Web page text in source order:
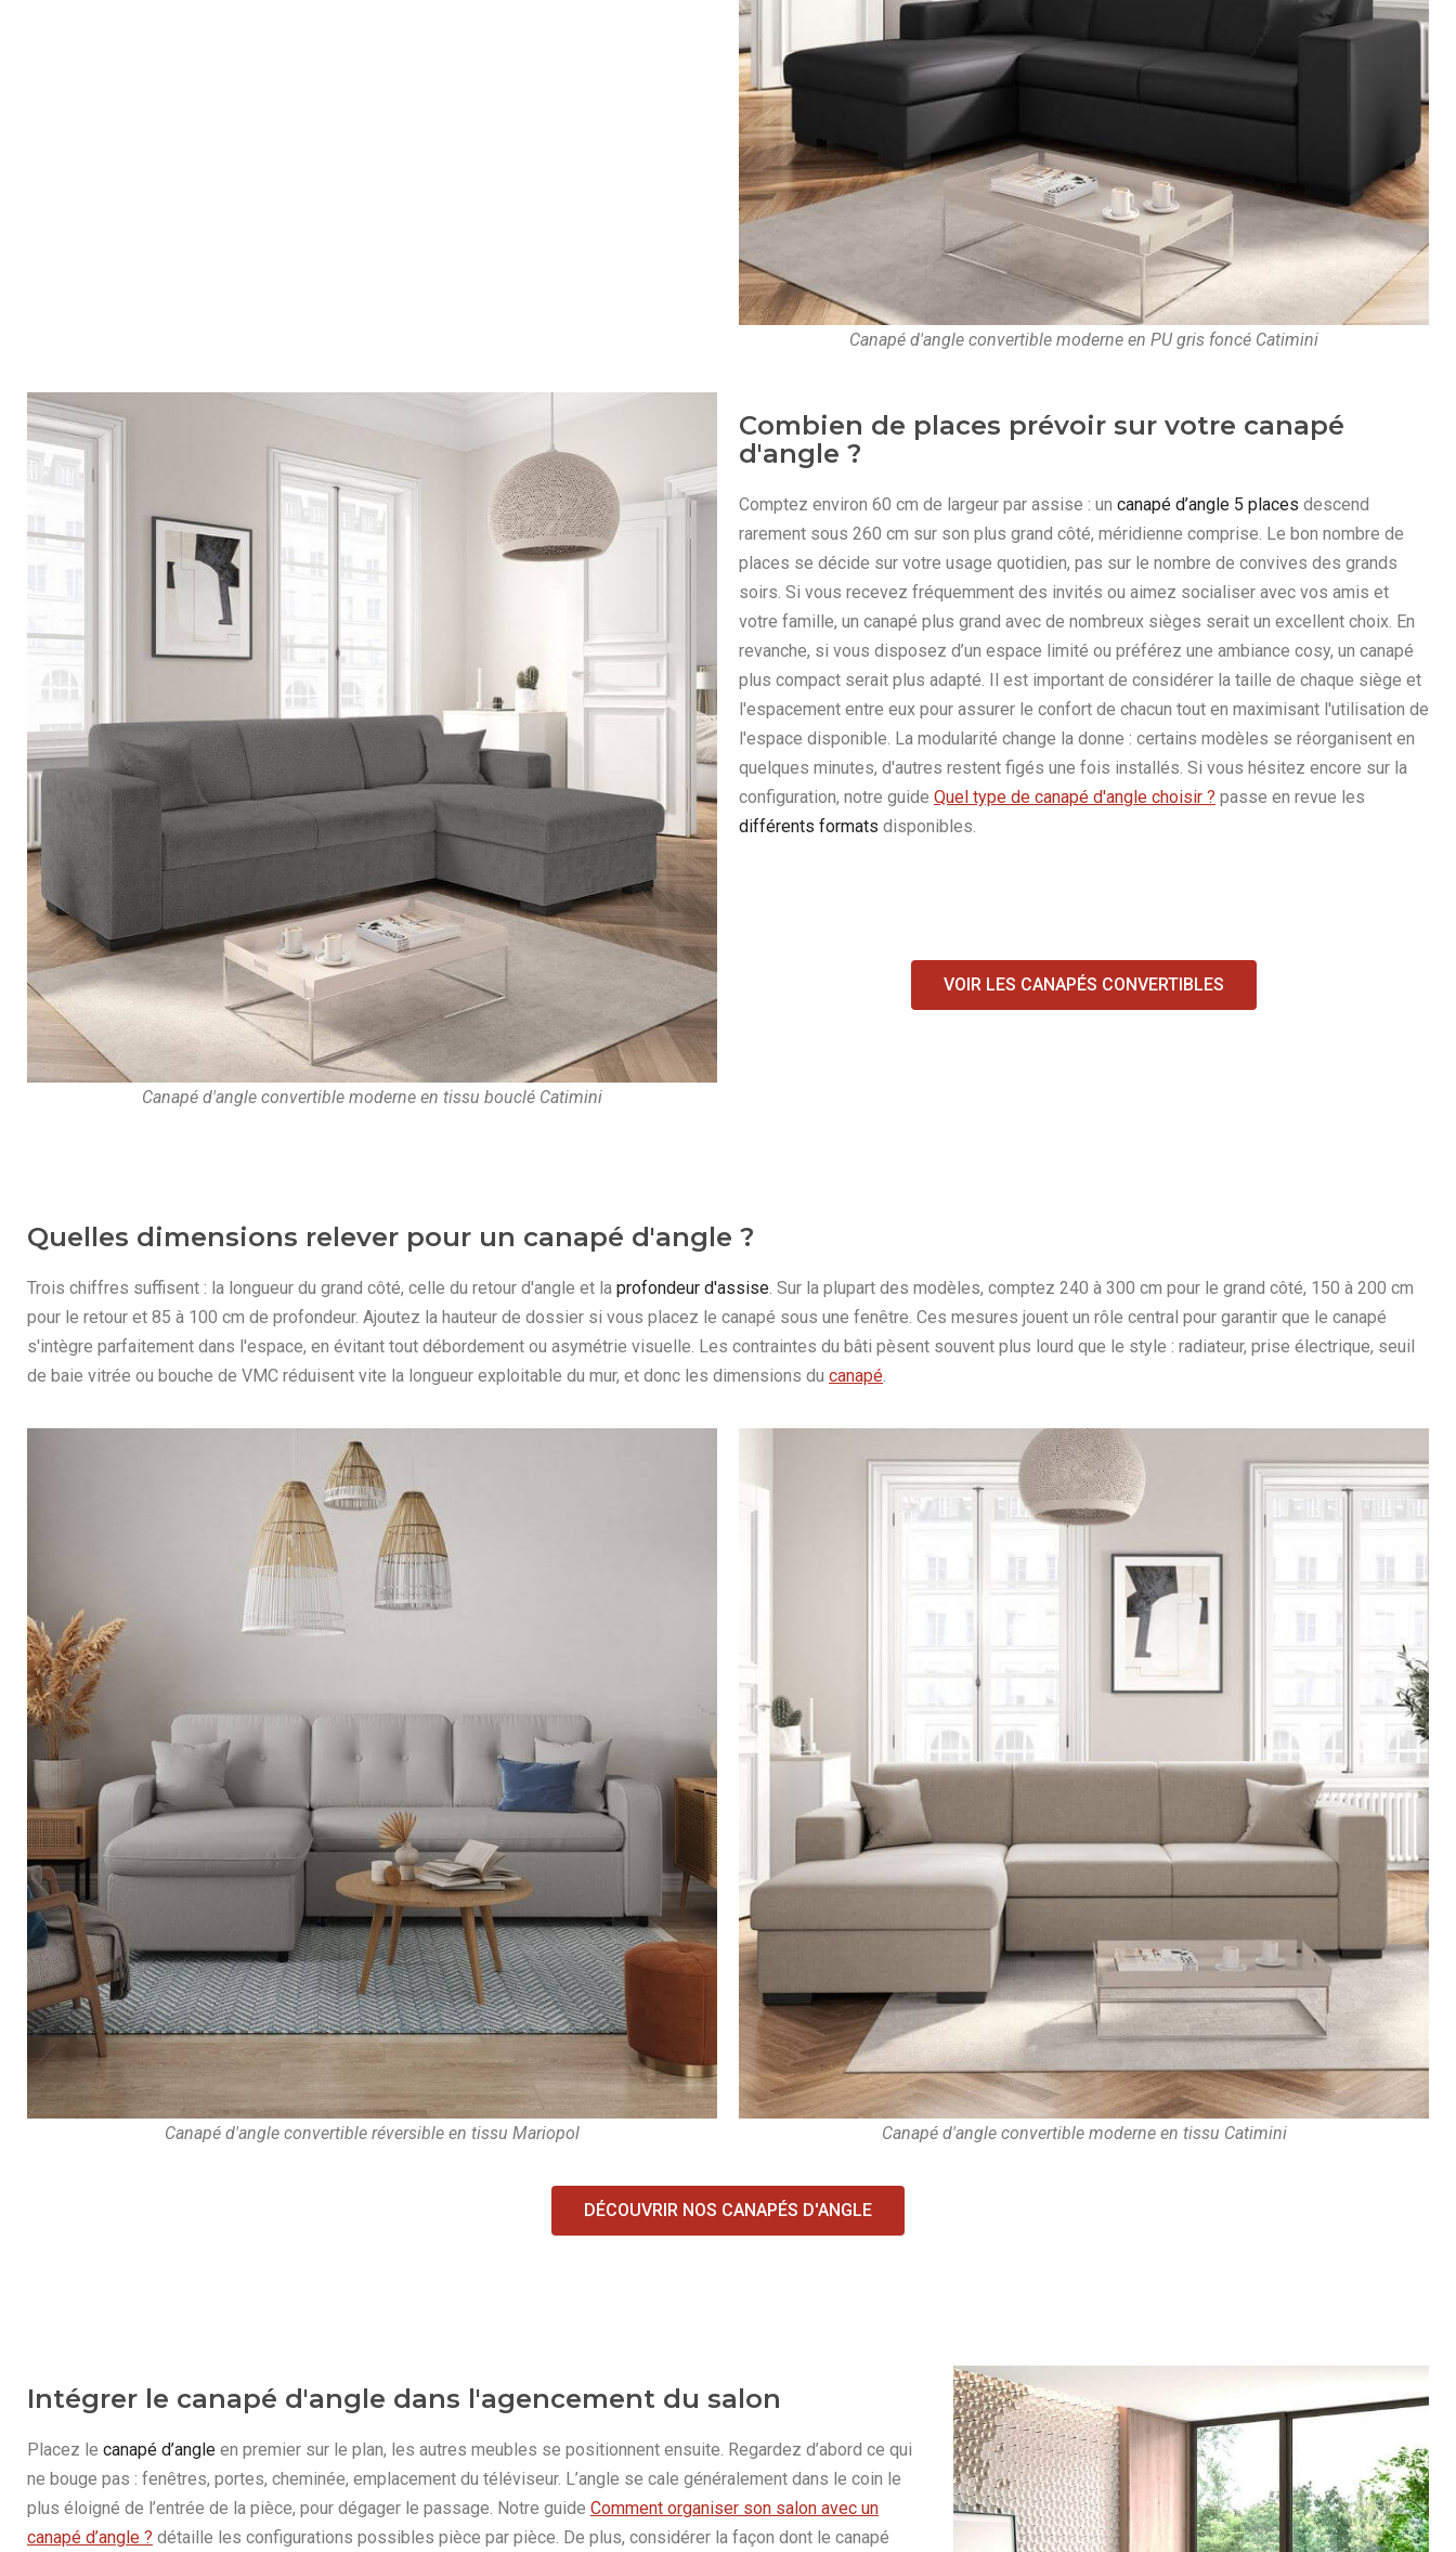
Canapé d'angle convertible moderne en PU gris foncé Catimini
Canapé d'angle convertible moderne en tissu bouclé Catimini
Combien de places prévoir sur votre canapé
d'angle ?
Comptez environ 60 cm de largeur par assise : un canapé d’angle 5 places descend
rarement sous 260 cm sur son plus grand côté, méridienne comprise. Le bon nombre de
places se décide sur votre usage quotidien, pas sur le nombre de convives des grands
soirs. Si vous recevez fréquemment des invités ou aimez socialiser avec vos amis et
votre famille, un canapé plus grand avec de nombreux sièges serait un excellent choix. En
revanche, si vous disposez d’un espace limité ou préférez une ambiance cosy, un canapé
plus compact serait plus adapté. Il est important de considérer la taille de chaque siège et
l'espacement entre eux pour assurer le confort de chacun tout en maximisant l'utilisation de
l'espace disponible. La modularité change la donne : certains modèles se réorganisent en
quelques minutes, d'autres restent figés une fois installés. Si vous hésitez encore sur la
configuration, notre guide Quel type de canapé d'angle choisir ? passe en revue les
différents formats disponibles.
VOIR LES CANAPÉS CONVERTIBLES
Quelles dimensions relever pour un canapé d'angle ?
Trois chiffres suffisent : la longueur du grand côté, celle du retour d'angle et la profondeur d'assise. Sur la plupart des modèles, comptez 240 à 300 cm pour le grand côté, 150 à 200 cm
pour le retour et 85 à 100 cm de profondeur. Ajoutez la hauteur de dossier si vous placez le canapé sous une fenêtre. Ces mesures jouent un rôle central pour garantir que le canapé
s'intègre parfaitement dans l'espace, en évitant tout débordement ou asymétrie visuelle. Les contraintes du bâti pèsent souvent plus lourd que le style : radiateur, prise électrique, seuil
de baie vitrée ou bouche de VMC réduisent vite la longueur exploitable du mur, et donc les dimensions du canapé.
Canapé d'angle convertible réversible en tissu Mariopol Canapé d'angle convertible moderne en tissu Catimini
DÉCOUVRIR NOS CANAPÉS D'ANGLE
Intégrer le canapé d'angle dans l'agencement du salon
Placez le canapé d’angle en premier sur le plan, les autres meubles se positionnent ensuite. Regardez d’abord ce qui
ne bouge pas : fenêtres, portes, cheminée, emplacement du téléviseur. L’angle se cale généralement dans le coin le
plus éloigné de l’entrée de la pièce, pour dégager le passage. Notre guide Comment organiser son salon avec un
canapé d’angle ? détaille les configurations possibles pièce par pièce. De plus, considérer la façon dont le canapé